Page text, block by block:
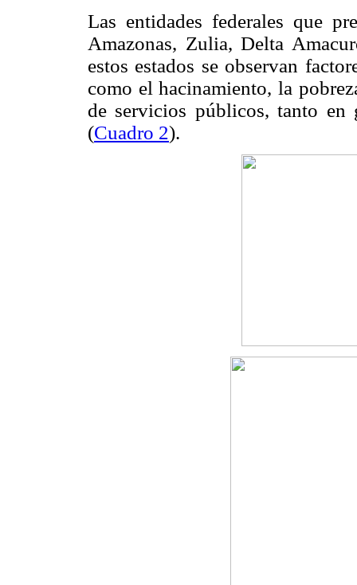
Las entidades federales que
Amazonas, Zulia, Delta
estos estados se observan
como el hacinamiento, la
de servicios públicos, tanto en
(Cuadro 2).